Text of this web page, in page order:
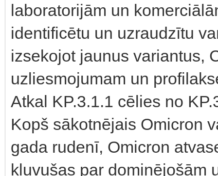
laboratorijām un
identificētu un uzraudzītu
izsekojot jaunus variantus,
uzliesmojumam un
Atkal KP.3.1.1 cēlies no
Kopš sākotnējais Omicron
gada rudenī, Omicron
kļuvušas par dominējošām